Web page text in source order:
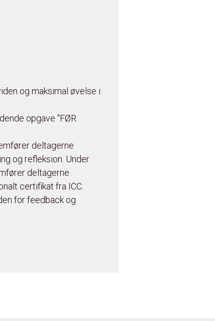
og maksimal øvelse i
opgave "FØR
deltagerne
og refleksion. Under
deltagerne
certifikat fra ICC.
for feedback og